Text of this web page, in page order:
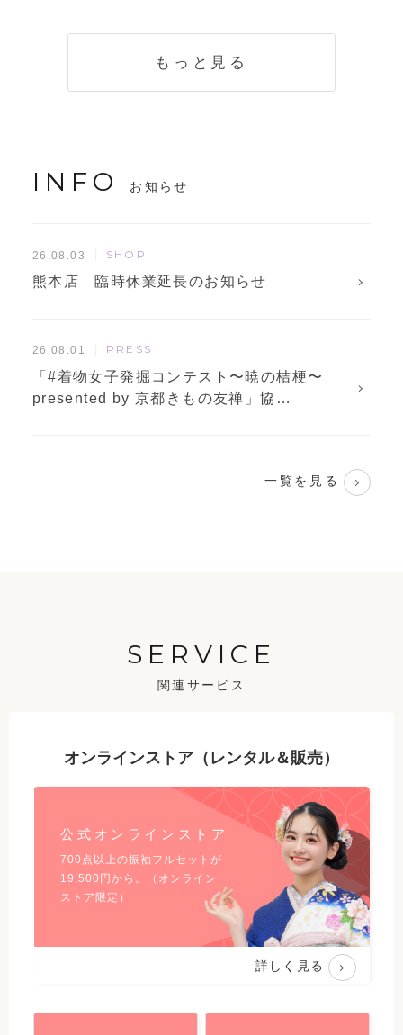
もっと見る
INFO お知らせ
26.08.03 SHOP
熊本店 臨時休業延長のお知らせ
26.08.01 PRESS
「#着物女子発掘コンテスト〜暁の桔梗〜
presented by 京都きもの友禅」協…
一覧を見る
SERVICE
関連サービス
オンラインストア（レンタル＆販売）
公式オンラインストア
700点以上の振袖フルセットが
19,500 円から。（オンライン
ストア限定）
詳しく見る